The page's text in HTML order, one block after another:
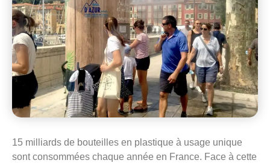
15 milliards de bouteilles en plastique à usage unique
sont consommées chaque année en France. Face à cette